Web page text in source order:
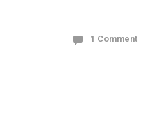
1 Comment